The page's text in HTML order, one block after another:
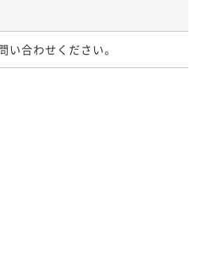
い合わせください。